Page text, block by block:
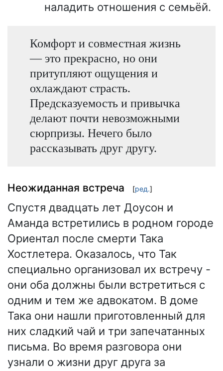
наладить отношения с семьёй.
Комфорт и совместная жизнь
— это прекрасно, но они
притупляют ощущения и
охлаждают страсть.
Предсказуемость и привычка
делают почти невозможными
сюрпризы. Нечего было
рассказывать друг другу.
Неожиданная встреча [ред.]
Спустя двадцать лет Доусон и
Аманда встретились в родном городе
Ориентал после смерти Така
Хостлетера. Оказалось, что Так
специально организовал их встречу -
они оба должны были встретиться с
одним и тем же адвокатом. В доме
Така они нашли приготовленный для
них сладкий чай и три запечатанных
письма. Во время разговора они
узнали о жизни друг друга за